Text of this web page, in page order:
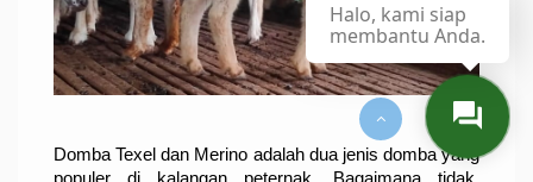
Domba Texel dan Merino adalah dua jenis domba yang
populer di kalangan peternak. Bagaimana tidak,
Halo, kami siap
membantu Anda.